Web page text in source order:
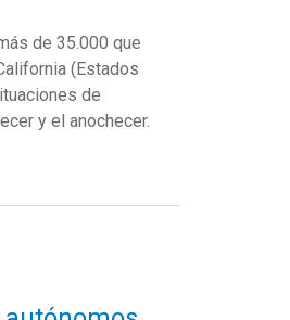
de 35.000 que
(Estados
de
y el anochecer.